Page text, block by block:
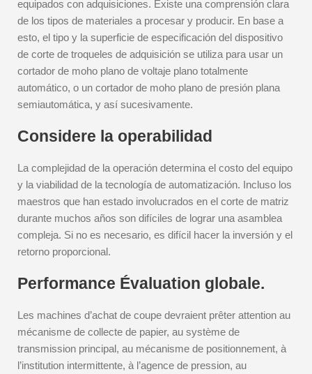
equipados con adquisiciones. Existe una comprensión clara
de los tipos de materiales a procesar y producir. En base a
esto, el tipo y la superficie de especificación del dispositivo
de corte de troqueles de adquisición se utiliza para usar un
cortador de moho plano de voltaje plano totalmente
automático, o un cortador de moho plano de presión plana
semiautomática, y así sucesivamente.
Considere la operabilidad
La complejidad de la operación determina el costo del equipo
y la viabilidad de la tecnología de automatización. Incluso los
maestros que han estado involucrados en el corte de matriz
durante muchos años son difíciles de lograr una asamblea
compleja. Si no es necesario, es difícil hacer la inversión y el
retorno proporcional.
Performance Évaluation globale.
Les machines d’achat de coupe devraient prêter attention au
mécanisme de collecte de papier, au système de
transmission principal, au mécanisme de positionnement, à
l’institution intermittente, à l’agence de pression, au